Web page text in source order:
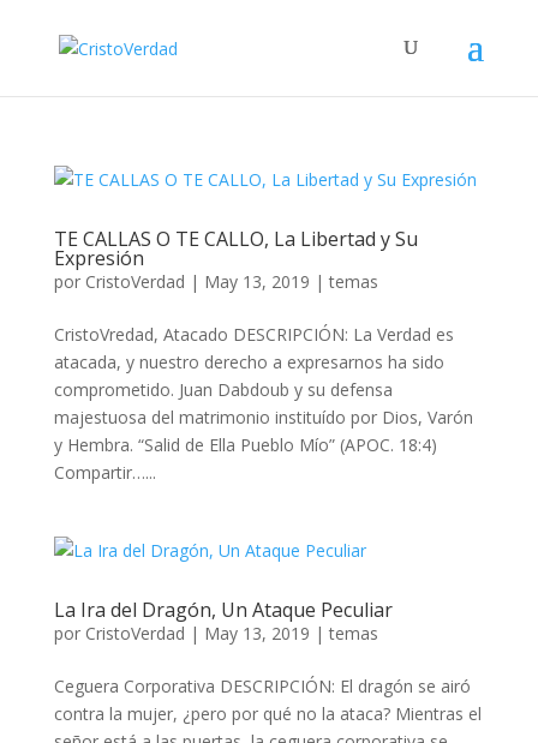
TE CALLAS O TE CALLO, La Libertad y Su
Expresión
por CristoVerdad | May 13, 2019 |temas
CristoVredad, Atacado DESCRIPCIÓN: La Verdad es
atacada, y nuestro derecho a expresarnos ha sido
comprometido. Juan Dabdoub y su defensa
majestuosa del matrimonio instituído por Dios, Varón
y Hembra. “Salid de Ella Pueblo Mío” (APOC. 18:4)
Compartir…...
La Ira del Dragón, Un Ataque Peculiar
por CristoVerdad | May 13, 2019 |temas
Ceguera Corporativa DESCRIPCIÓN: El dragón se airó
contra la mujer, ¿pero por qué no la ataca? Mientras el